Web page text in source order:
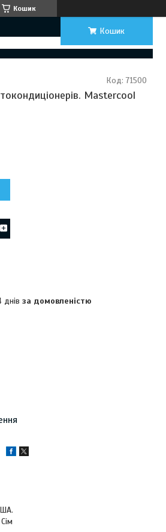
Кошик
Кошик
Mastercool
Код:71500
днівза домовленістю